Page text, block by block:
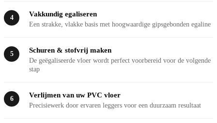
4 Vakkundig egaliseren
Een strakke, vlakke basis met hoogwaardige gipsgebonden egaline
5 Schuren & stofvrij maken
De geëgaliseerde vloer wordt perfect voorbereid voor de volgende
stap
6 Verlijmen van uw PVC vloer
Precisiewerk door ervaren leggers voor een duurzaam resultaat